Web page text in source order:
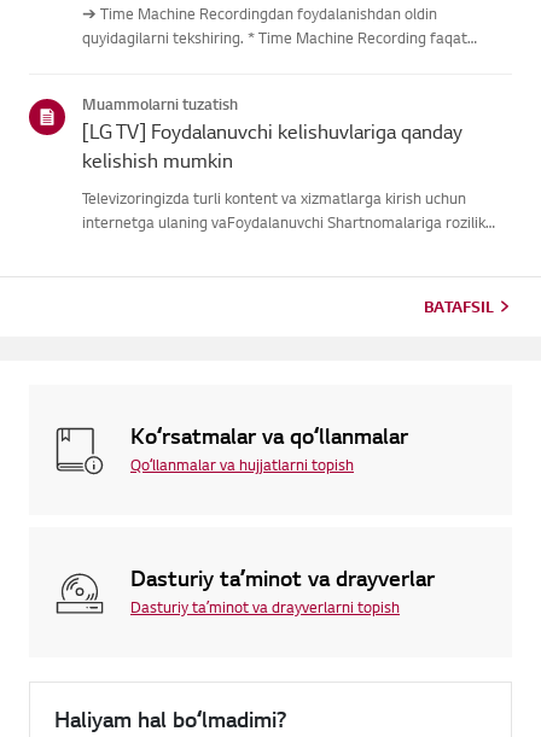
➔ Time Machine Recordingdan foydalanishdan oldin
quyidagilarni tekshiring. * Time Machine Recording faqat
qurilmalariga ulangan ...
Muammolarni tuzatish
[LG TV] Foydalanuvchi kelishuvlariga qanday
kelishish mumkin
Televizoringizda turli kontent va xizmatlarga kirish uchun
internetga ulaning vaFoydalanuvchi Shartnomalariga rozilik
BATAFSIL
Koʻrsatmalar va qoʻllanmalar
Qoʻllanmalar va hujjatlarni topish
Dasturiy taʼminot va drayverlar
Dasturiy taʼminot va drayverlarni topish
Haliyam hal boʻlmadimi?